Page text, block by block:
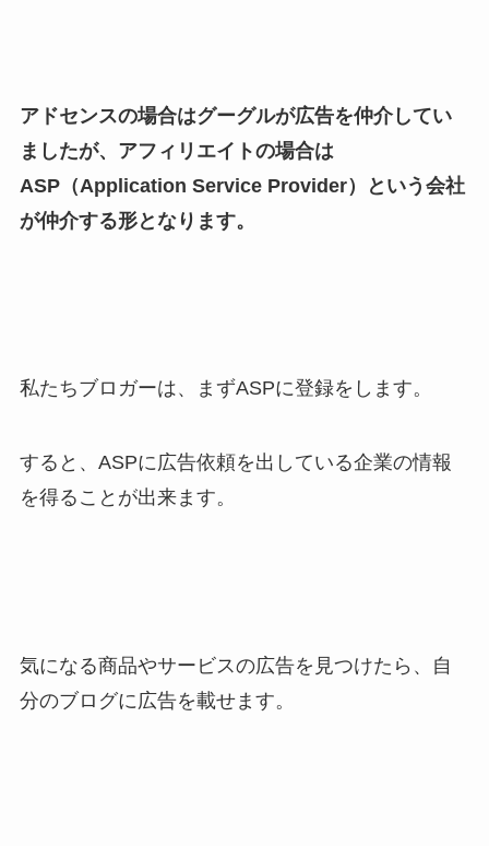
アドセンスの場合はグーグルが広告を仲介してい
ましたが、アフィリエイトの場合は
ASP（Application Service Provider）という会社
が仲介する形となります。
私たちブロガーは、まずASPに登録をします。
すると、ASPに広告依頼を出している企業の情報
を得ることが出来ます。
気になる商品やサービスの広告を見つけたら、自
分のブログに広告を載せます。